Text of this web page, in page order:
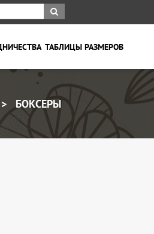
ТАБЛИЦЫ РАЗМЕРОВ
БОКСЕРЫ